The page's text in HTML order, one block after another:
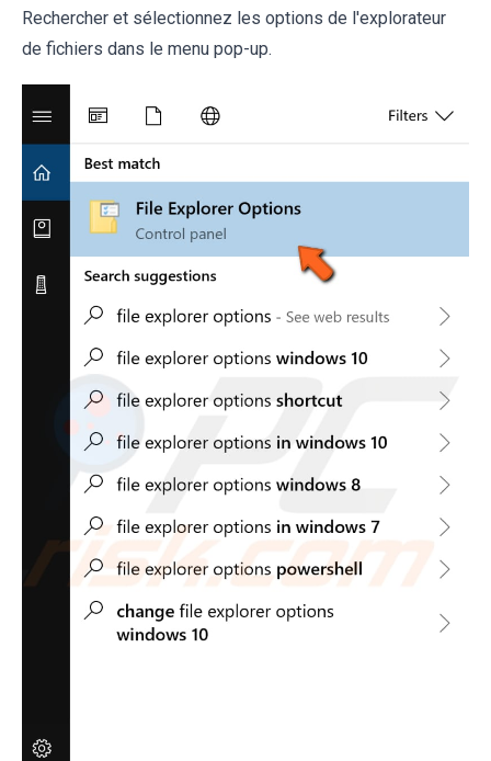
Rechercher et sélectionnez les options de l'explorateur
de fichiers dans le menu pop-up.